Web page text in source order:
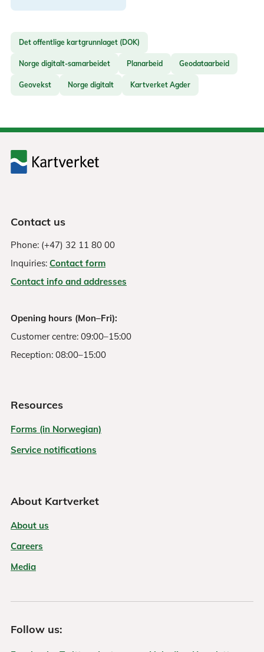
Det offentlige kartgrunnlaget (DOK)
Norge digitalt-samarbeidet Planarbeid Geodataarbeid
Geovekst Norge digitalt Kartverket Agder
Contact us
Phone: (+47) 32 11 80 00
Inquiries: Contact form
Contact info and addresses
Opening hours (Mon–Fri):
Customer centre: 09:00–15:00
Reception: 08:00–15:00
Resources
Forms (in Norwegian)
Service notifications
About Kartverket
About us
Careers
Media
Follow us: